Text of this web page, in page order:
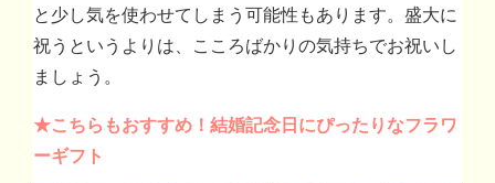
と少し気を使わせてしまう可能性もあります。盛大に
祝うというよりは、こころばかりの気持ちでお祝いし
ましょう。
★こちらもおすすめ！結婚記念日にぴったりなフラワ
ーギフト